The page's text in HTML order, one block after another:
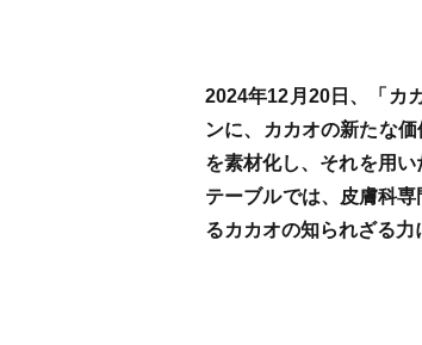
2024年12月20日、「カ
ンに、カカオの新たな
を素材化し、それを用
テーブルでは、皮膚科
るカカオの知られざる力